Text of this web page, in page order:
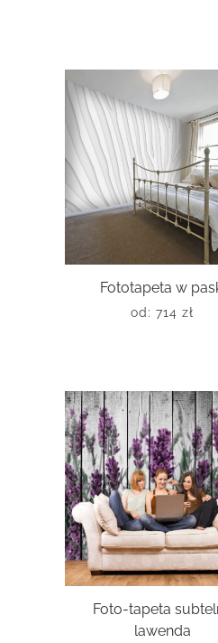
Fototapeta w
od: 714 zł
Foto-tapeta
lawenda